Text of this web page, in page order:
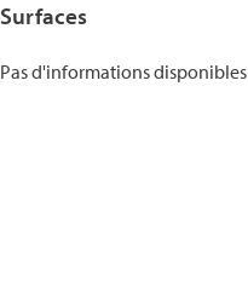
Surfaces
Pas d'informations disponibles